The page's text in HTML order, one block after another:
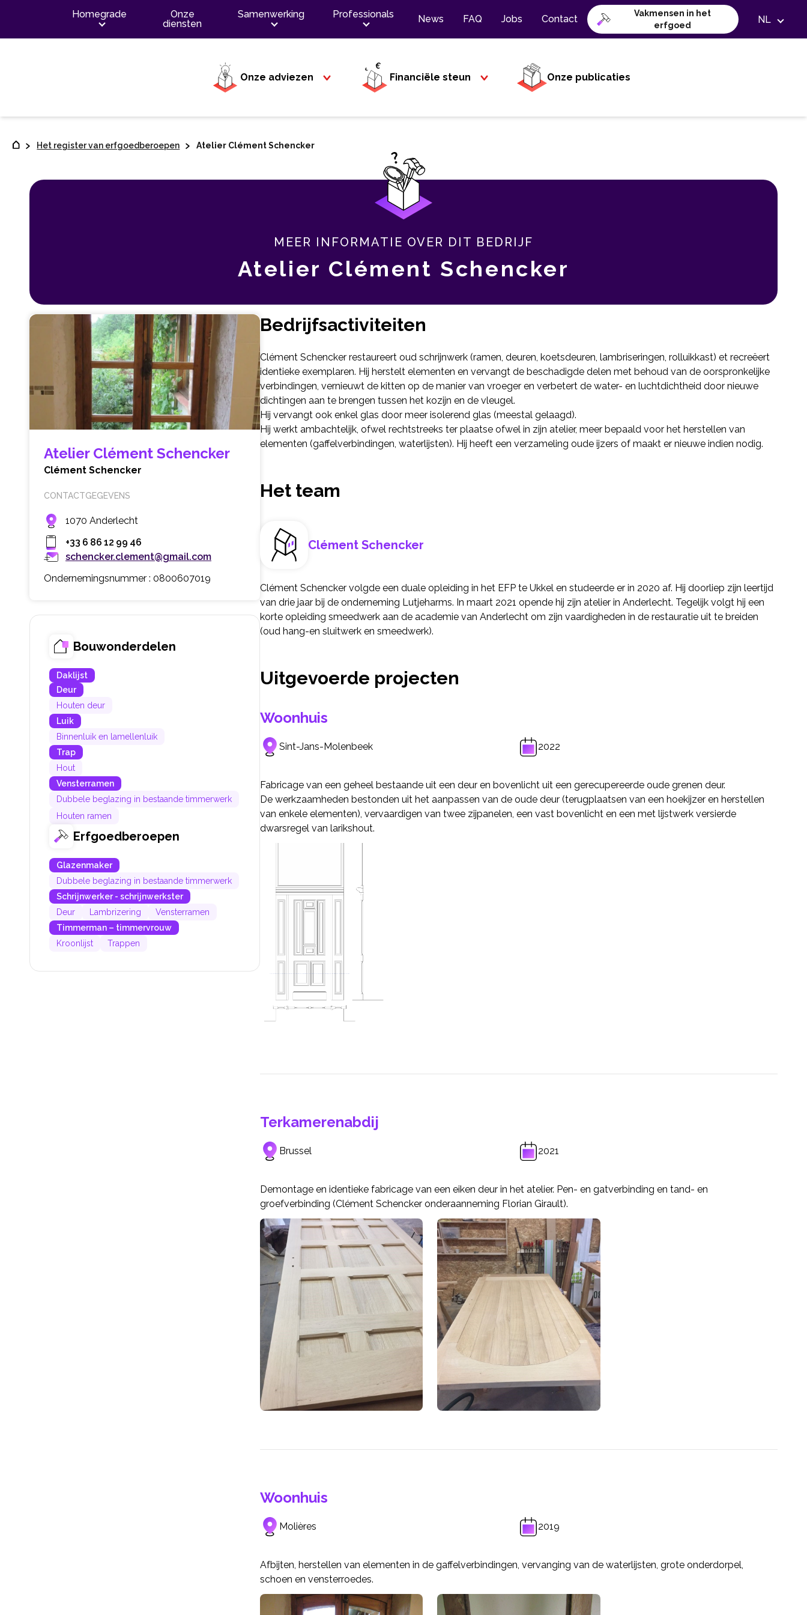
Homegrade
Onze
diensten
Samenwerking Professionals News FAQ Jobs Contact
Vakmensen in het
erfgoed
NL
Onze adviezen Financiële steun Onze publicaties
Het register van erfgoedberoepen Atelier Clément Schencker
MEER INFORMATIE OVER DIT BEDRIJF
Atelier Clément Schencker
Atelier Clément Schencker
Clément Schencker
CONTACTGEGEVENS
1070 Anderlecht
+33 6 86 12 99 46
schencker.clement@gmail.com
Ondernemingsnummer : 0800607019
Bouwonderdelen
Daklijst
Deur
Houten deur
Luik
Binnenluik en lamellenluik
Trap
Hout
Vensterramen
Dubbele beglazing in bestaande timmerwerk
Houten ramen
Erfgoedberoepen
Glazenmaker
Dubbele beglazing in bestaande timmerwerk
Schrijnwerker - schrijnwerkster
Deur
Lambrizering
Vensterramen
Timmerman – timmervrouw
Kroonlijst
Trappen
Bedrijfsactiviteiten
Clément Schencker restaureert oud schrijnwerk (ramen, deuren, koetsdeuren, lambriseringen, rolluikkast) et recreëert
identieke exemplaren. Hij herstelt elementen en vervangt de beschadigde delen met behoud van de oorspronkelijke
verbindingen, vernieuwt de kitten op de manier van vroeger en verbetert de water- en luchtdichtheid door nieuwe
dichtingen aan te brengen tussen het kozijn en de vleugel.
Hij vervangt ook enkel glas door meer isolerend glas (meestal gelaagd).
Hij werkt ambachtelijk, ofwel rechtstreeks ter plaatse ofwel in zijn atelier, meer bepaald voor het herstellen van
elementen (gaffelverbindingen, waterlijsten). Hij heeft een verzameling oude ijzers of maakt er nieuwe indien nodig.
Het team
Clément Schencker
Clément Schencker volgde een duale opleiding in het EFP te Ukkel en studeerde er in 2020 af. Hij doorliep zijn leertijd
van drie jaar bij de onderneming Lutjeharms. In maart 2021 opende hij zijn atelier in Anderlecht. Tegelijk volgt hij een
korte opleiding smeedwerk aan de academie van Anderlecht om zijn vaardigheden in de restauratie uit te breiden
(oud hang-en sluitwerk en smeedwerk).
Uitgevoerde projecten
Woonhuis
Sint-Jans-Molenbeek 2022
Fabricage van een geheel bestaande uit een deur en bovenlicht uit een gerecupereerde oude grenen deur.
De werkzaamheden bestonden uit het aanpassen van de oude deur (terugplaatsen van een hoekijzer en herstellen
van enkele elementen), vervaardigen van twee zijpanelen, een vast bovenlicht en een met lijstwerk versierde
dwarsregel van larikshout.
Terkamerenabdij
Brussel 2021
Demontage en identieke fabricage van een eiken deur in het atelier. Pen- en gatverbinding en tand- en
groefverbinding (Clément Schencker onderaanneming Florian Girault).
Woonhuis
Molières 2019
Afbijten, herstellen van elementen in de gaffelverbindingen, vervanging van de waterlijsten, grote onderdorpel,
schoen en vensterroedes.